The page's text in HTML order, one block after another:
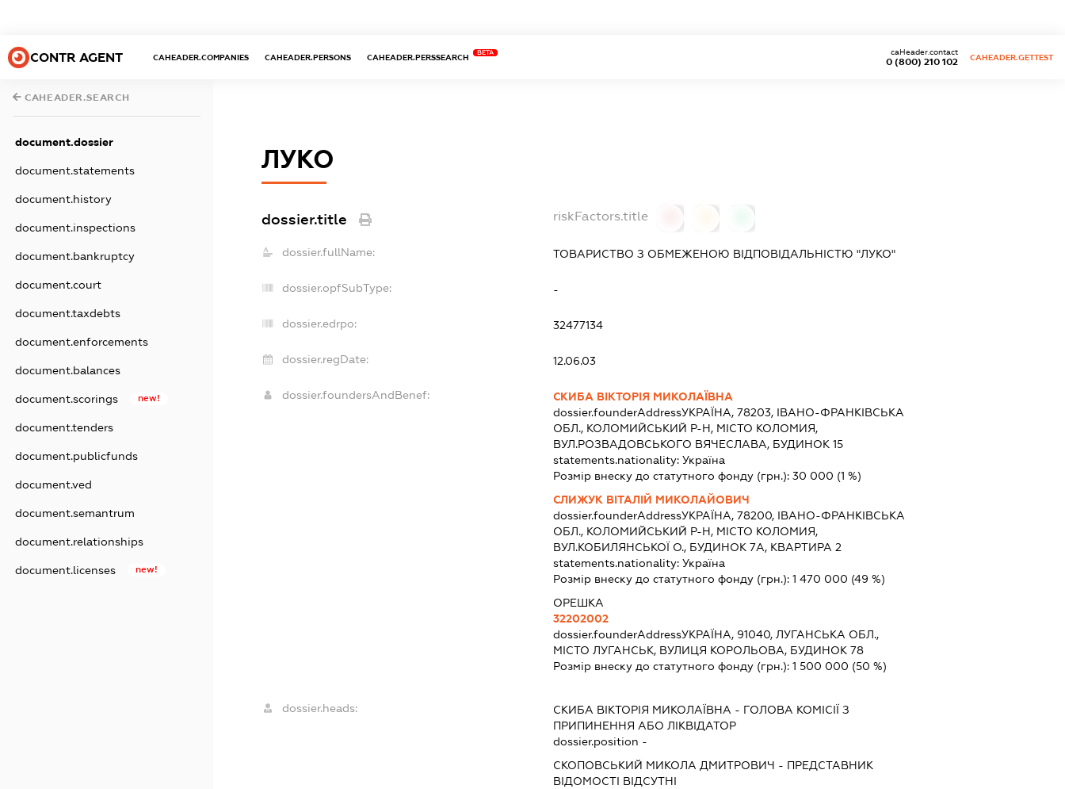
CONTR AGENT CAHEADER.COMPANIES CAHEADER.PERSONS CAHEADER.PERSSEARCH
BETA
0 (800) 210 102
caHeader.contact
CAHEADER.GETTEST
CAHEADER.SEARCH
document.dossier
document.statements
document.history
document.inspections
document.bankruptcy
document.court
document.taxdebts
document.enforcements
document.balances
document.scorings new!
document.tenders
document.publicfunds
document.ved
document.semantrum
document.relationships
document.licenses new!
ЛУКО
dossier.title riskFactors.title
dossier.fullName: ТОВАРИСТВО З ОБМЕЖЕНОЮ ВІДПОВІДАЛЬНІСТЮ "ЛУКО"
dossier.opfSubType: -
dossier.edrpo: 32477134
dossier.regDate: 12.06.03
dossier.foundersAndBenef:
СКИБА ВІКТОРІЯ МИКОЛАЇВНА
dossier.founderAddressУКРАЇНА, 78203, ІВАНО-ФРАНКІВСЬКА
ОБЛ., КОЛОМИЙСЬКИЙ Р-Н, МІСТО КОЛОМИЯ,
ВУЛ.РОЗВАДОВСЬКОГО ВЯЧЕСЛАВА, БУДИНОК 15
statements.nationality:Україна
Розмір внеску до статутного фонду (грн.):30 000 (1 %)
СЛИЖУК ВІТАЛІЙ МИКОЛАЙОВИЧ
dossier.founderAddressУКРАЇНА, 78200, ІВАНО-ФРАНКІВСЬКА
ОБЛ., КОЛОМИЙСЬКИЙ Р-Н, МІСТО КОЛОМИЯ,
ВУЛ.КОБИЛЯНСЬКОЇ О., БУДИНОК 7А, КВАРТИРА 2
statements.nationality:Україна
Розмір внеску до статутного фонду (грн.):1 470 000 (49 %)
ОРЕШКА
32202002
dossier.founderAddressУКРАЇНА, 91040, ЛУГАНСЬКА ОБЛ.,
МІСТО ЛУГАНСЬК, ВУЛИЦЯ КОРОЛЬОВА, БУДИНОК 78
Розмір внеску до статутного фонду (грн.):1 500 000 (50 %)
dossier.heads: СКИБА ВІКТОРІЯ МИКОЛАЇВНА - ГОЛОВА КОМІСІЇ З
ПРИПИНЕННЯ АБО ЛІКВІДАТОР
dossier.position -
СКОПОВСЬКИЙ МИКОЛА ДМИТРОВИЧ - ПРЕДСТАВНИК
ВІДОМОСТІ ВІДСУТНІ